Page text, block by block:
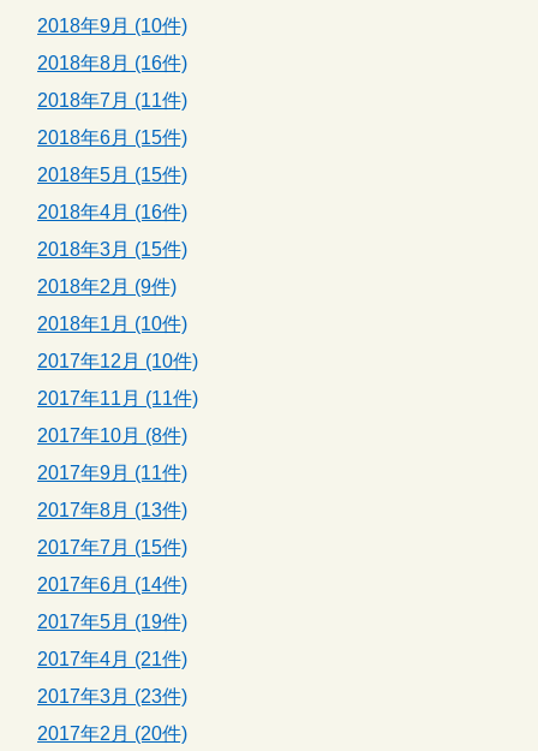
2018年9月 (10件)
2018年8月 (16件)
2018年7月 (11件)
2018年6月 (15件)
2018年5月 (15件)
2018年4月 (16件)
2018年3月 (15件)
2018年2月 (9件)
2018年1月 (10件)
2017年12月 (10件)
2017年11月 (11件)
2017年10月 (8件)
2017年9月 (11件)
2017年8月 (13件)
2017年7月 (15件)
2017年6月 (14件)
2017年5月 (19件)
2017年4月 (21件)
2017年3月 (23件)
2017年2月 (20件)